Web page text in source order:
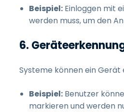
Beispiel: Einloggen mit
werden muss, um den
6.
Systeme können ein
Beispiel: Benutzer
markieren und werden